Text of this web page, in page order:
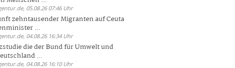
05.08.26 07:46 Uhr
zehntausender Migranten auf Ceuta
...
04.08.26 16:34 Uhr
die der Bund für Umwelt und
...
04.08.26 16:10 Uhr